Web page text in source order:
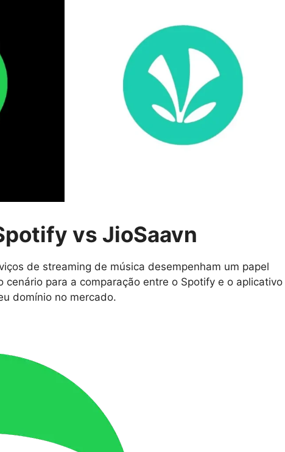
vs JioSaavn
de streaming de música desempenham um papel
cenário para a comparação entre o Spotify e o aplicativo
domínio no mercado.